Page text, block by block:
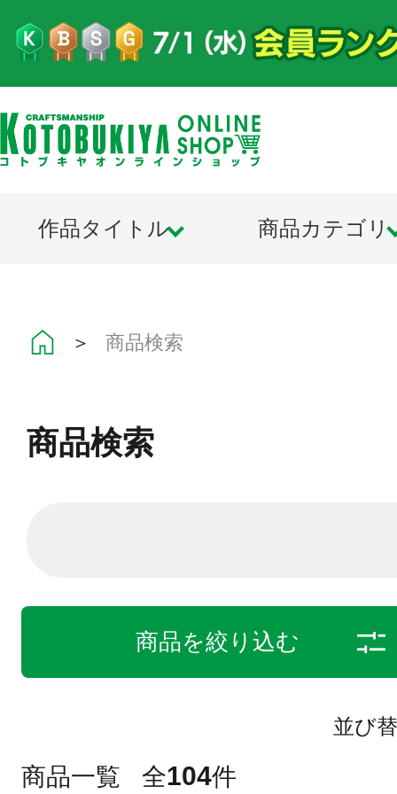
作品タイトル 商品カテゴリ
＞ 商品検索
商品検索
商品を絞り込む
並び
商品一覧 全104件